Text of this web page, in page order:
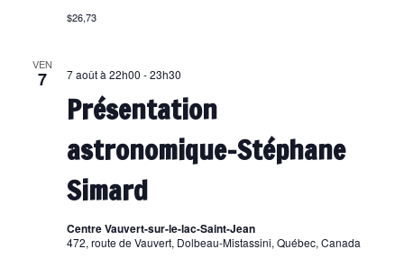
$26,73
VEN
7
Présentation
astronomique-Stéphane
Simard
7 août à 22h00 -23h30
Centre Vauvert-sur-le-lac-Saint-Jean
472, route de Vauvert, Dolbeau-Mistassini, Québec, Canada